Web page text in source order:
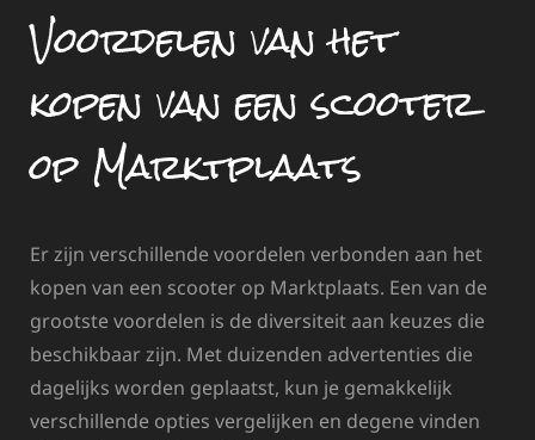
Voordelen van het
kopen van een scooter
op Marktplaats
Er zijn verschillende voordelen verbonden aan het
kopen van een scooter op Marktplaats. Een van de
grootste voordelen is de diversiteit aan keuzes die
beschikbaar zijn. Met duizenden advertenties die
dagelijks worden geplaatst, kun je gemakkelijk
verschillende opties vergelijken en degene vinden